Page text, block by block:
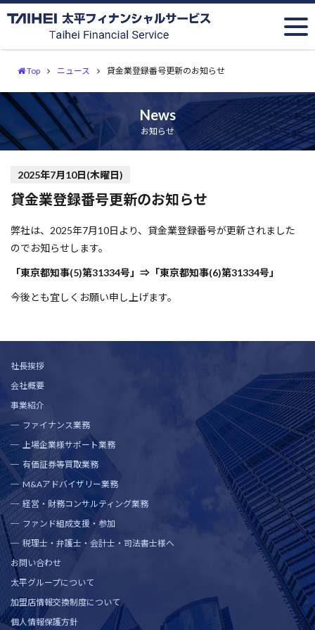
Top ニュース 貸金業登録番号更新のお知らせ
News
お知らせ
2025年7月10日(木曜日)
貸金業登録番号更新のお知らせ
弊社は、2025年7月10日より、貸金業登録番号が更新されました
のでお知らせします。
「東京都知事(5)第31334号」⇒「東京都知事(6)第31334号」
今後とも宜しくお願い申し上げます。
社長挨拶
会社概要
事業紹介
ファイナンス業務
上場企業様サポート業務
有価証券等買取業務
M&Aアドバイザリー業務
経営・財務コンサルティング業務
ファンド組成支援・参加
税理士・弁護士・会計士・司法書士様へ
お問い合わせ
太平グループについて
加盟店情報交換制度について
個人情報保護方針